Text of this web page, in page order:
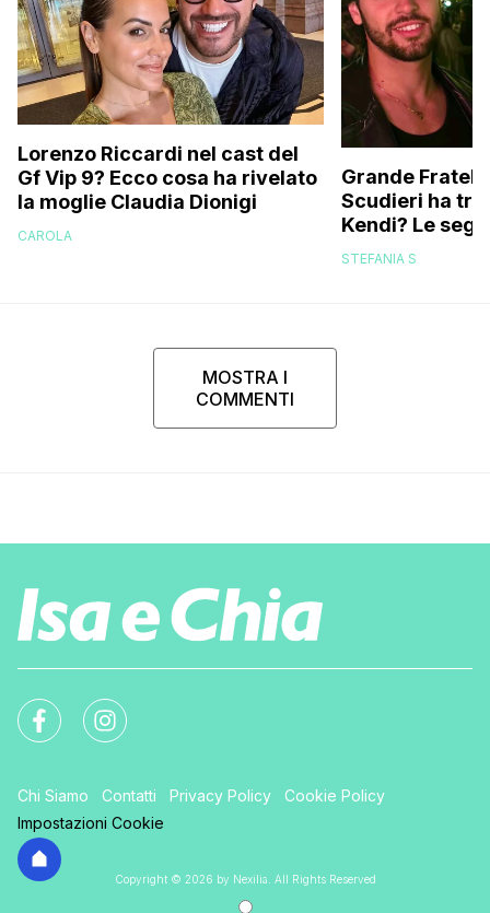
Lorenzo Riccardi nel cast del
Gf Vip 9? Ecco cosa ha rivelato
la moglie Claudia Dionigi
CAROLA
Grande
Scudieri ha
Kendi? Le
replica dell’ex
STEFANIA S
MOSTRA I
COMMENTI
Chi Siamo Contatti Privacy Policy
Cookie Policy
Impostazioni Cookie
Copyright © 2026 by Nexilia. All Rights Reserved